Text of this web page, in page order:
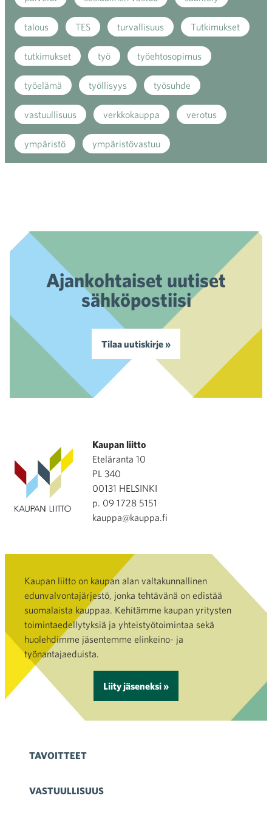
talous TES turvallisuus Tutkimukset
tutkimukset työ työehtosopimus
työelämä työllisyys työsuhde
vastuullisuus verkkokauppa verotus
ympäristö ympäristövastuu
Ajankohtaiset uutiset
sähköpostiisi
Tilaa uutiskirje »
Kaupan liitto
Eteläranta 10
PL 340
00131 HELSINKI
p. 09 1728 5151
kauppa@kauppa.fi
Kaupan liitto on kaupan alan valtakunnallinen
edunvalvontajärjestö, jonka tehtävänä on edistää
suomalaista kauppaa. Kehitämme kaupan yritysten
toimintaedellytyksiä ja yhteistyötoimintaa sekä
huolehdimme jäsentemme elinkeino- ja
työnantajaeduista.
Liity jäseneksi »
TAVOITTEET
VASTUULLISUUS